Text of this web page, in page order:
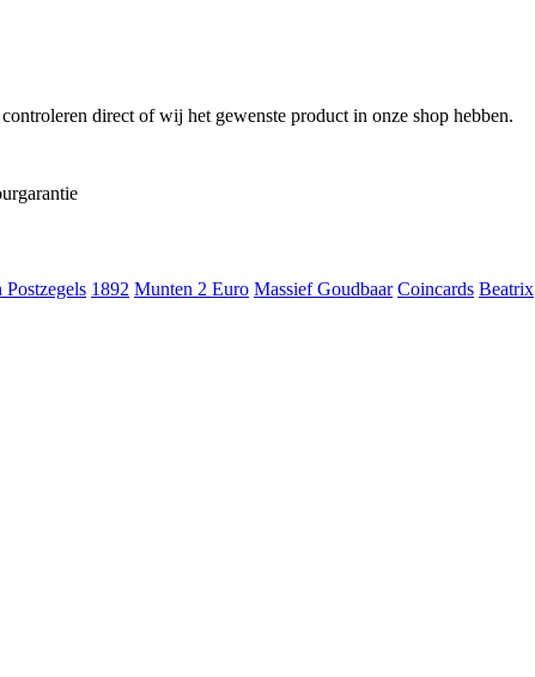
direct of wij het gewenste product in onze shop hebben.
Postzegels 1892 Munten 2 Euro Massief Goudbaar Coincards Beatrix